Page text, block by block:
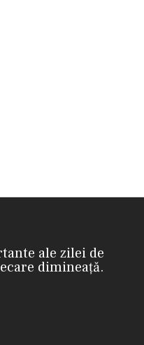
ale zilei de
dimineață.